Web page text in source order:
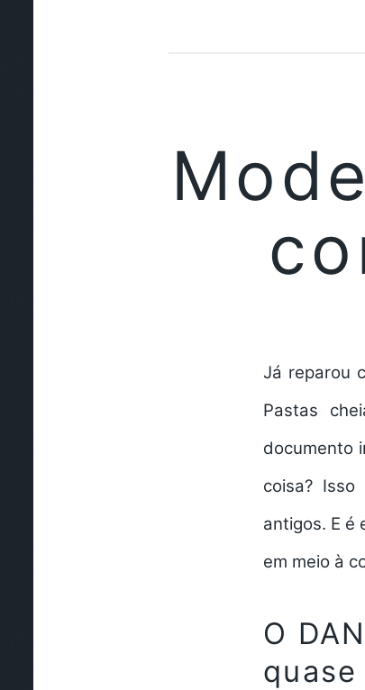
Já reparou
Pastas
documento
coisa?
antigos. E é
em meio à
O